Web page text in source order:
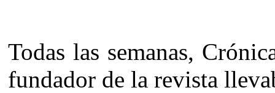
Todas las semanas,
fundador de la revista